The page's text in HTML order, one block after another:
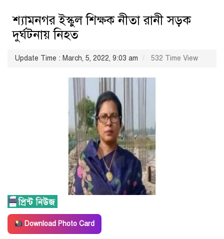
শ্যামনগর ইস্কুল শিক্ষক নীতা রানী সড়ক
দুর্ঘটনায় নিহত
Update Time : March, 5, 2022, 9:03 am 532 Time View
Download Photo Card